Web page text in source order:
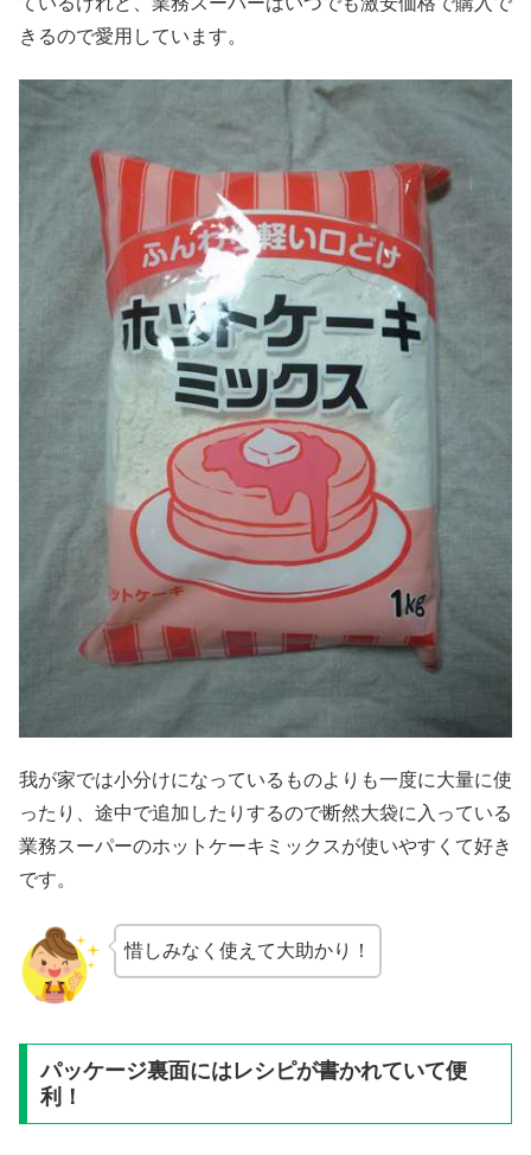
きるので愛用しています。
我が家では小分けになっているものよりも一度に大量に使
ったり、途中で追加したりするので断然大袋に入っている
業務スーパーのホットケーキミックスが使いやすくて好き
です。
惜しみなく使えて大助かり！
パッケージ裏面にはレシピが書かれていて便
利！